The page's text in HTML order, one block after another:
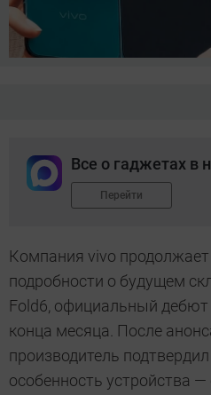
Все о гаджетах в
Перейти
Компания vivo
подробности о будущем
Fold6, официальный дебют
конца месяца. После
производитель
особенность устройства